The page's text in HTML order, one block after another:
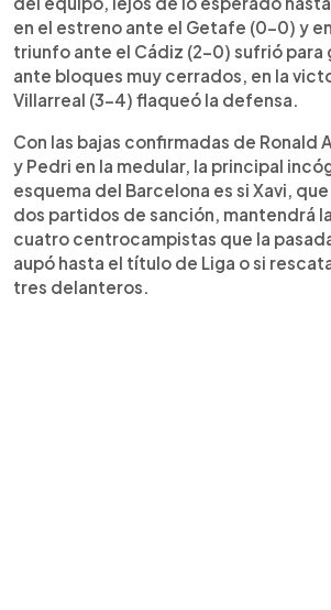
en el estreno ante el Getafe (0-0) y
triunfo ante el Cádiz (2-0) sufrió para
ante bloques muy cerrados, en la
Villarreal (3-4) flaqueó la defensa.
Con las bajas confirmadas de Ronald
y Pedri en la medular, la principal
esquema del Barcelona es si Xavi,
dos partidos de sanción, mantendrá
cuatro centrocampistas que la
aupó hasta el título de Liga o si
tres delanteros.